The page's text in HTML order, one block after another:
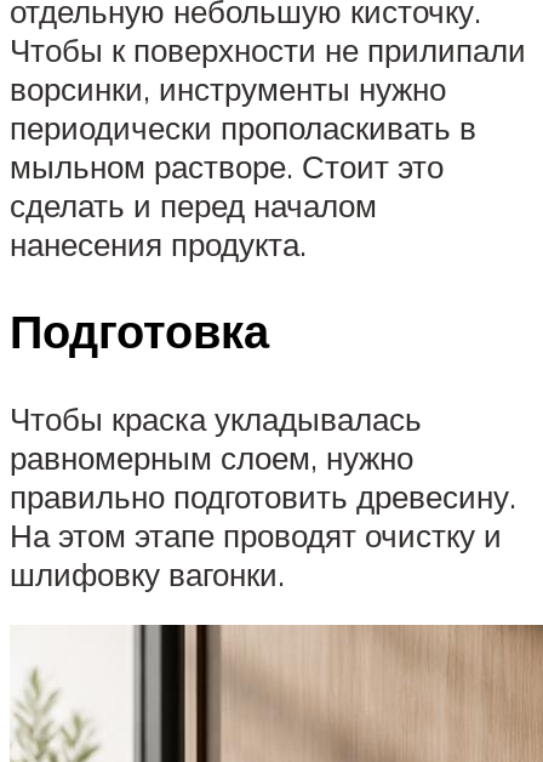
отдельную небольшую кисточку.
Чтобы к поверхности не прилипали
ворсинки, инструменты нужно
периодически прополаскивать в
мыльном растворе. Стоит это
сделать и перед началом
нанесения продукта.
Подготовка
Чтобы краска укладывалась
равномерным слоем, нужно
правильно подготовить древесину.
На этом этапе проводят очистку и
шлифовку вагонки.